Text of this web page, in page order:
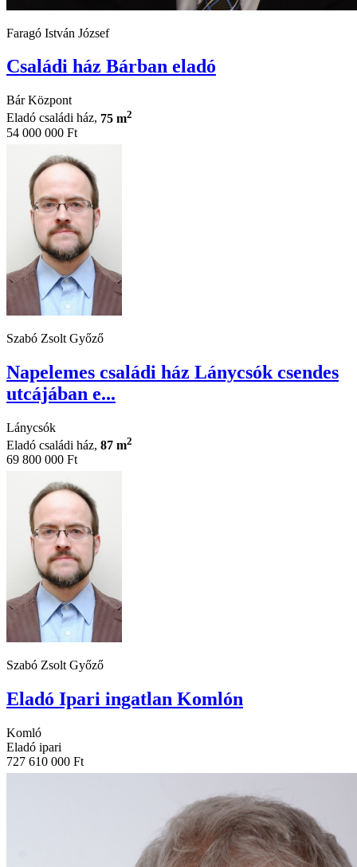
Faragó István József
Családi ház Bárban eladó
Bár Központ
Eladó családi ház, 75 m2
54 000 000 Ft
Szabó Zsolt Győző
Napelemes családi ház Lánycsók csendes
utcájában e...
Lánycsók
Eladó családi ház, 87 m2
69 800 000 Ft
Szabó Zsolt Győző
Eladó Ipari ingatlan Komlón
Komló
Eladó ipari
727 610 000 Ft